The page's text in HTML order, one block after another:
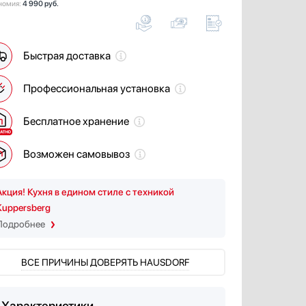
4 990 руб.
Быстрая доставка
Профессиональная установка
Бесплатное хранение
Возможен самовывоз
Кухня в едином стиле с техникой
ВСЕ ПРИЧИНЫ ДОВЕРЯТЬ HAUSDORF